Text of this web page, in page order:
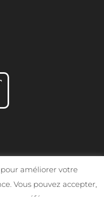
améliorer votre
Vous pouvez accepter,